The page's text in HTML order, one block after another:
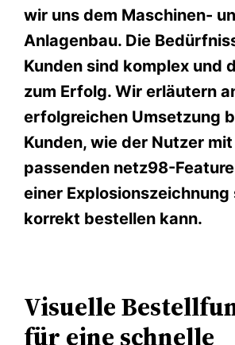
wir uns dem Maschinen-
Anlagenbau. Die
Kunden sind komplex und
zum Erfolg. Wir erläutern
erfolgreichen Umsetzung
Kunden, wie der Nutzer
passenden netz98-
einer Explosionszeichnung
korrekt bestellen kann.
Visuelle
für eine schnelle